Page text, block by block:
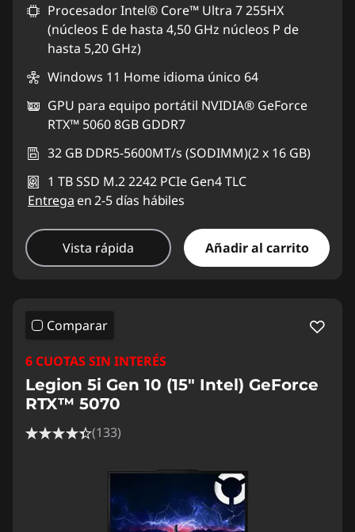
Procesador Intel® Core™ Ultra 7 255HX
(núcleos E de hasta 4,50 GHz núcleos P de
hasta 5,20 GHz)
Windows 11 Home idioma único 64
GPU para equipo portátil NVIDIA® GeForce
RTX™ 5060 8GB GDDR7
32 GB DDR5-5600MT/s (SODIMM)(2 x 16 GB)
1 TB SSD M.2 2242 PCIe Gen4 TLC
Entrega en 2-5 días hábiles
Vista rápida Añadir al carrito
Comparar
6 CUOTAS SIN INTERÉS
Legion 5i Gen 10 (15" Intel) GeForce
RTX™ 5070
(133)